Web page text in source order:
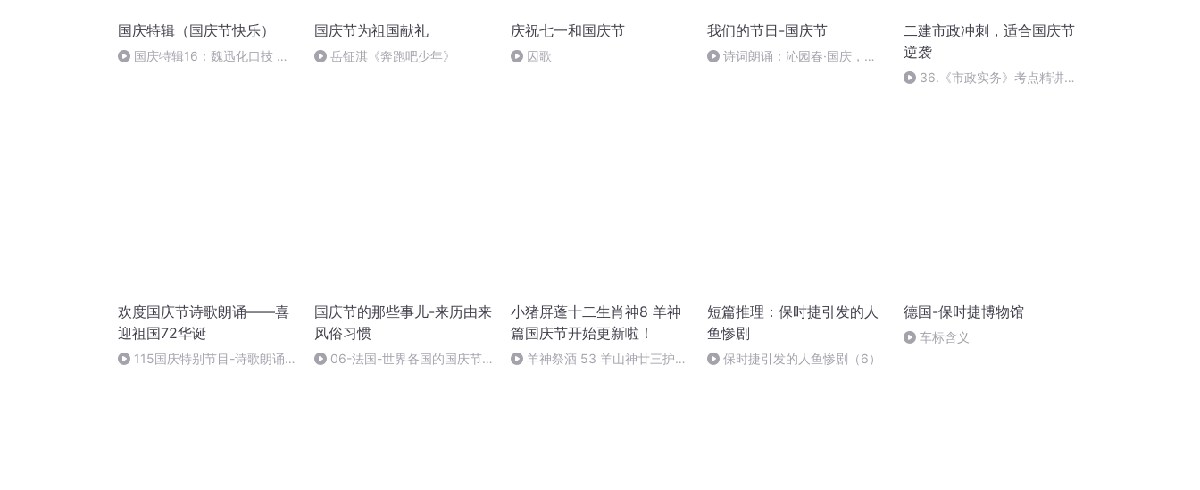
国庆特辑（国庆节快乐）
国庆特辑16：魏迅化口技 二
国庆节为祖国献礼
岳钲淇《奔跑吧少年》
庆祝七一和国庆节
囚歌
我们的节日-国庆节
诗词朗诵：沁园春·国庆，朗
二建市政冲刺，适合国庆节
逆袭
36.《市政实务》考点精讲第
欢度国庆节诗歌朗诵——喜
迎祖国72华诞
115国庆特别节目-诗歌朗诵-
国庆节的那些事儿-来历由来
风俗习惯
06-法国-世界各国的国庆节-
小猪屏蓬十二生肖神8 羊神
篇国庆节开始更新啦！
羊神祭酒 53 羊山神廿三护祭
短篇推理：保时捷引发的人
鱼惨剧
保时捷引发的人鱼惨剧（6）
德国-保时捷博物馆
车标含义